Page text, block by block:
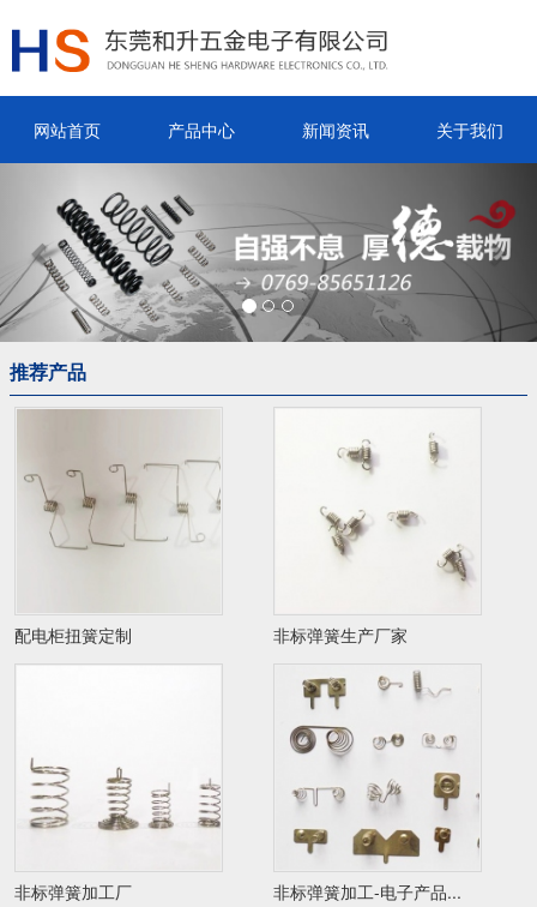
网站首页 产品中心 新闻资讯 关于我们
推荐产品
配电柜扭簧定制 非标弹簧生产厂家
非标弹簧加工厂 非标弹簧加工-电子产品...